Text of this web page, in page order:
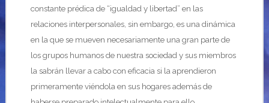
constante prédica de “igualdad y libertad” en las
relaciones interpersonales, sin embargo, es una dinámica
en la que se mueven necesariamente una gran parte de
los grupos humanos de nuestra sociedad y sus miembros
la sabrán llevar a cabo con eficacia si la aprendieron
primeramente viéndola en sus hogares además de